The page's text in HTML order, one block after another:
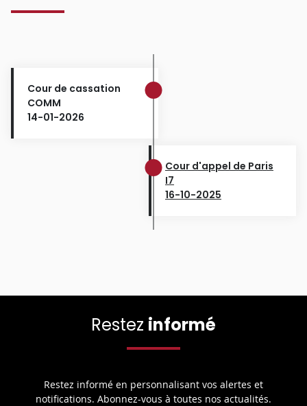
Cour de cassation
COMM
14-01-2026
Cour d'appel de Paris
I7
16-10-2025
Restez informé
Restez informé en personnalisant vos alertes et
notifications. Abonnez-vous à toutes nos actualités.